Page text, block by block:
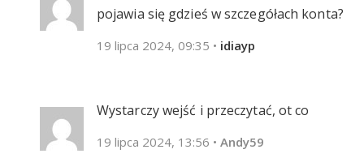
pojawia się gdzieś w szczegółach konta?
19 lipca 2024, 09:35 • idiayp
Wystarczy wejść i przeczytać, ot co
19 lipca 2024, 13:56 • Andy59